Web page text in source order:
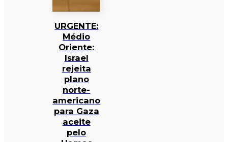
URGENTE:
Médio
Oriente:
Israel
rejeita
plano
norte-
americano
para Gaza
aceite
pelo